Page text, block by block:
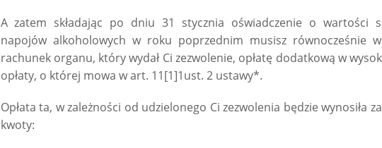
A zatem składając po dniu 31 stycznia oświadczenie o wartości
napojów alkoholowych w roku poprzednim musisz równocześnie
rachunek organu, który wydał Ci zezwolenie, opłatę dodatkową w
opłaty, o której mowa w art. 11[1]1ust. 2 ustawy*.
Opłata ta, w zależności od udzielonego Ci zezwolenia będzie wynosiła
kwoty: